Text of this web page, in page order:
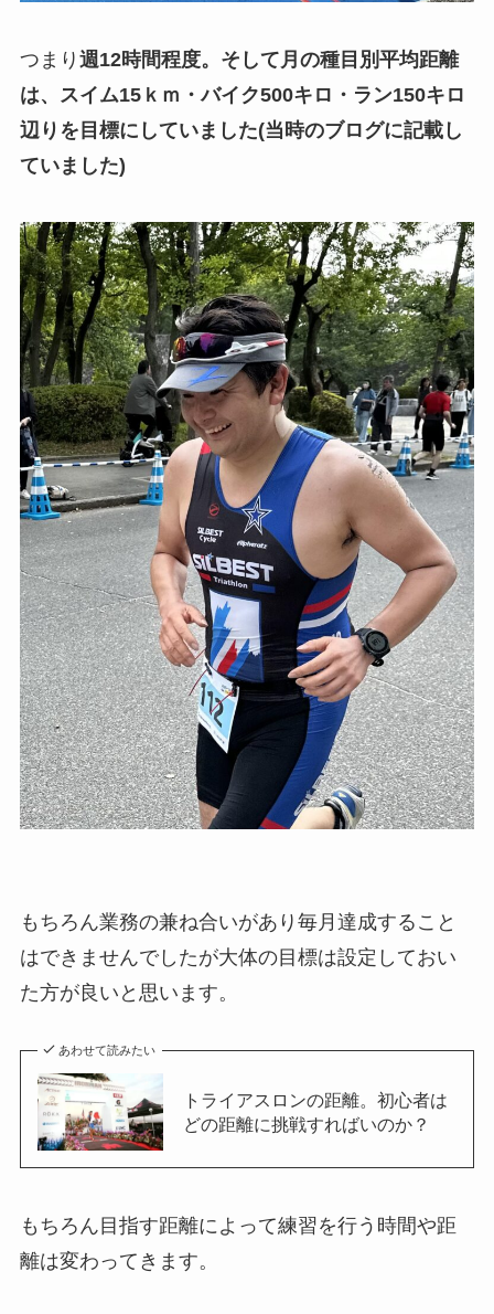
つまり 週12時間程度。そして月の種目別平均距離
は、スイム15ｋｍ・バイク500キロ・ラン150キロ
辺りを目標にしていました(当時のブログに記載し
ていました)
もちろん業務の兼ね合いがあり毎月達成すること
はできませんでしたが大体の目標は設定しておい
た方が良いと思います。
あわせて読みたい
トライアスロンの距離。初心者は
どの距離に挑戦すればいのか？
もちろん目指す距離によって練習を行う時間や距
離は変わってきます。